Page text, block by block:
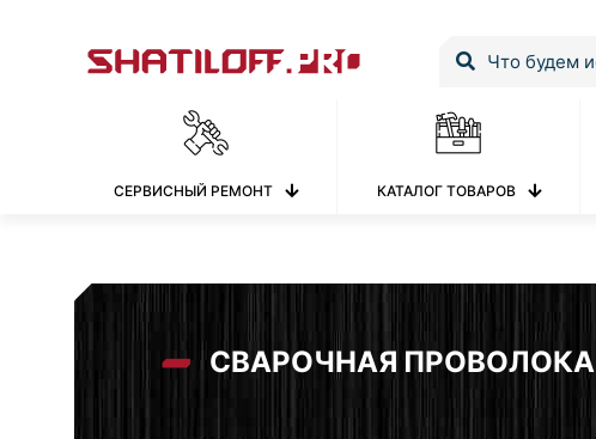
СЕРВИСНЫЙ РЕМОНТ КАТАЛОГ ТОВАРОВ
СВАРОЧНАЯ ПРОВОЛОКА